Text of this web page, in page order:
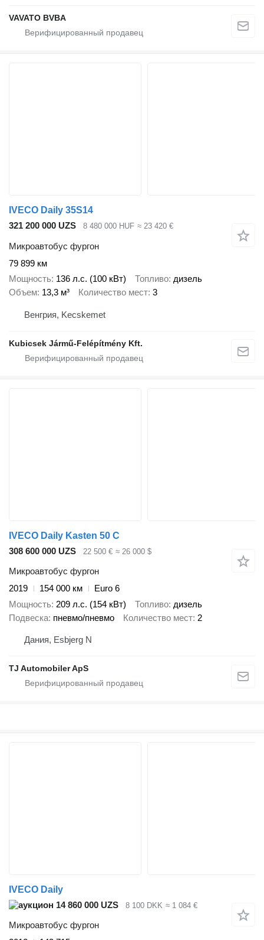
VAVATO BVBA
IVECO Daily 35S14
321 200 000 UZS
8 480 000 HUF ≈ 23 420 €
Микроавтобус фургон
79 899 км
Мощность 136 л.с. (100 кВт) Топливо дизель
Объем 13,3 м³ Количество мест 3
Венгрия, Kecskemet
Kubicsek Jármű-Felépítmény Kft.
IVECO Daily Kasten 50 C
308 600 000 UZS
22 500 € ≈ 26 000 $
Микроавтобус фургон
2019
154 000 км
Euro 6
Мощность 209 л.с. (154 кВт) Топливо дизель
Подвеска пневмо/пневмо Количество мест 2
Дания, Esbjerg N
TJ Automobiler ApS
IVECO Daily
14 860 000 UZS
8 100 DKK ≈ 1 084 €
Микроавтобус фургон